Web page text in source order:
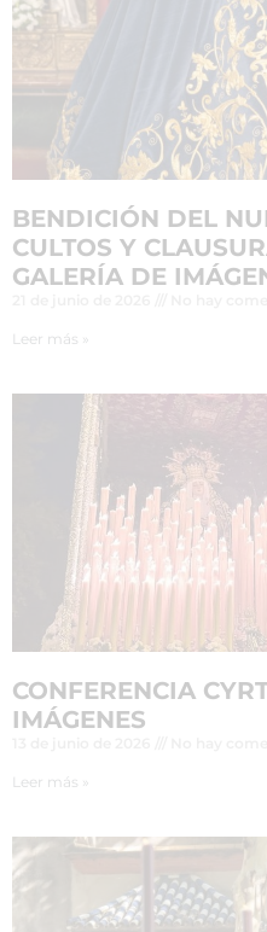
BENDICIÓN DEL
CULTOS Y
GALERÍA DE
Leer más »
CONFERENCIA
IMÁGENES
Leer más »